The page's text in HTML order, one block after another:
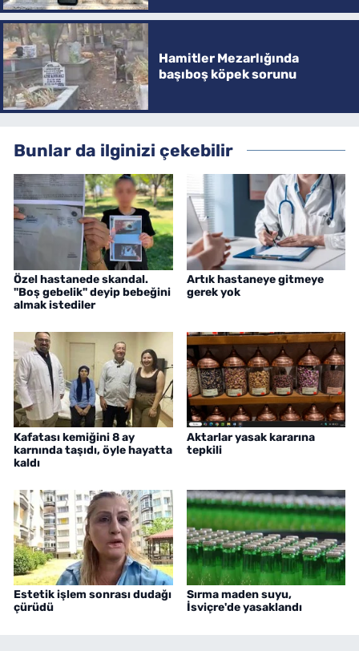
Hamitler Mezarlığında
başıboş köpek sorunu
Bunlar da ilginizi çekebilir
Özel hastanede skandal.
"Boş gebelik" deyip bebeğini
almak istediler
Artık hastaneye gitmeye
gerek yok
Kafatası kemiğini 8 ay
karnında taşıdı, öyle hayatta
kaldı
Aktarlar yasak kararına
tepkili
Estetik işlem sonrası dudağı
çürüdü
Sırma maden suyu,
İsviçre'de yasaklandı